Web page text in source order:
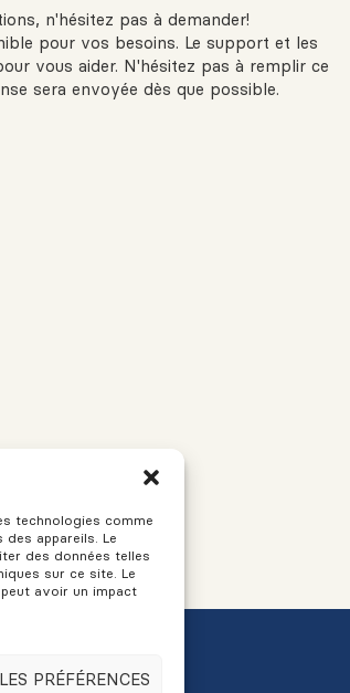
technologies comme
appareils. Le
des données telles
sur ce site. Le
avoir un impact
PRÉFÉRENCES
n'hésitez pas à demander!
pour vos besoins. Le support et les
vous aider. N'hésitez pas à remplir ce
sera envoyée dès que possible.